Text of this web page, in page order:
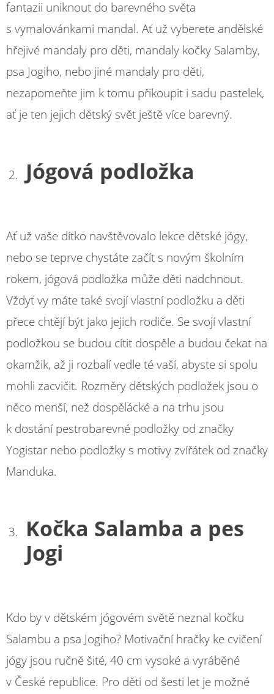
fantazii uniknout do barevného světa
s vymalovánkami mandal. Ať už vyberete andělské
hřejivé mandaly pro děti, mandaly kočky Salamby,
psa Jogiho, nebo jiné mandaly pro děti,
nezapomeňte jim k tomu přikoupit i sadu pastelek,
ať je ten jejich dětský svět ještě více barevný.
Jógová podložka
Ať už vaše dítko navštěvovalo lekce dětské jógy,
nebo se teprve chystáte začít s novým školním
rokem, jógová podložka může děti nadchnout.
Vždyť vy máte také svojí vlastní podložku a děti
přece chtějí být jako jejich rodiče. Se svojí vlastní
podložkou se budou cítit dospěle a budou čekat na
okamžik, až ji rozbalí vedle té vaší, abyste si spolu
mohli zacvičit. Rozměry dětských podložek jsou o
něco menší, než dospělácké a na trhu jsou
k dostání pestrobarevné podložky od značky
Yogistar nebo podložky s motivy zvířátek od značky
Manduka.
Kočka Salamba a pes
Jogi
Kdo by v dětském jógovém světě neznal kočku
Salambu a psa Jogiho? Motivační hračky ke cvičení
jógy jsou ručně šité, 40 cm vysoké a vyráběné
v České republice. Pro děti od šesti let je možné